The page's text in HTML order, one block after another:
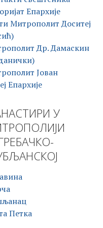
Епархије
Митрополит Доситеј
Др. Дамаскин
Јован
Епархије
У
Петка